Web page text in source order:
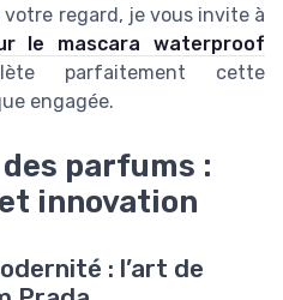
regard, je vous invite à
le mascara waterproof
parfaitement cette
engagée.
parfums :
innovation
: l’art de